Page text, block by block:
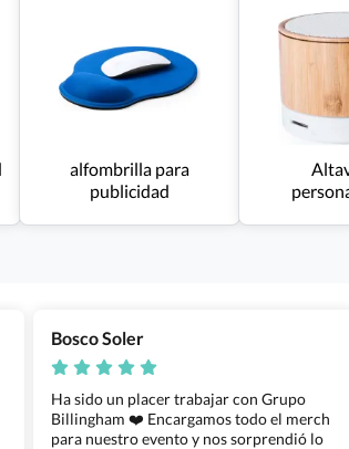
alfombrilla para
publicidad
Bosco Soler
Ha sido un placer trabajar con Grupo
Billingham ❤️ Encargamos todo el merch
para nuestro evento y nos sorprendió lo